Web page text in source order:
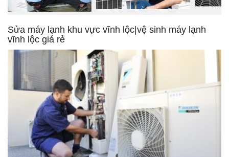
Sửa máy lạnh khu vực vĩnh lộc|vệ sinh máy lạnh
vĩnh lộc giá rẻ